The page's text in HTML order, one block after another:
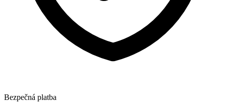
Bezpečná platba